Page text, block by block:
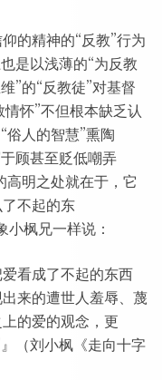
的精神的“反教”行为
是以浅薄的“为反教
”的“反教徒”对基督
情怀”不但根本缺乏认
俗人的智慧”熏陶
顾甚至贬低嘲弄
高明之处就在于，它
不起的东
枫兄一样说：
看成了不起的东西
来的遭世人羞辱、蔑
的爱的观念，更
（刘小枫《走向十字